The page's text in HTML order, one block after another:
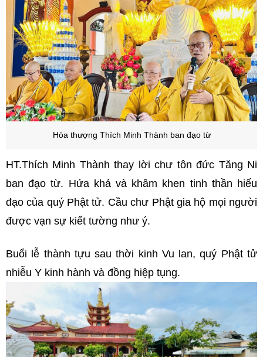
Hòa thượng Thích Minh Thành ban đạo từ
HT.Thích Minh Thành thay lời chư tôn đức Tăng Ni
ban đạo từ. Hứa khả và khâm khen tinh thần hiếu
đạo của quý Phật tử. Cầu chư Phật gia hộ mọi người
được vạn sự kiết tường như ý.
Buổi lễ thành tựu sau thời kinh Vu lan, quý Phật tử
nhiễu Y kinh hành và đồng hiệp tụng.